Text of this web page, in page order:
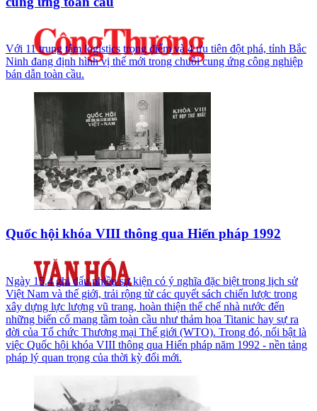
Với 11 trung tâm logistics trọng điểm và 4 ưu tiên đột phá, tỉnh Bắc
Ninh đang định hình vị thế mới trong chuỗi cung ứng công nghiệp
bán dẫn toàn cầu.
Quốc hội khóa VIII thông qua Hiến pháp 1992
Ngày 15.4 ghi dấu nhiều sự kiện có ý nghĩa đặc biệt trong lịch sử
Việt Nam và thế giới, trải rộng từ các quyết sách chiến lược trong
xây dựng lực lượng vũ trang, hoàn thiện thể chế nhà nước đến
những biến cố mang tầm toàn cầu như thảm họa Titanic hay sự ra
đời của Tổ chức Thương mại Thế giới (WTO). Trong đó, nổi bật là
việc Quốc hội khóa VIII thông qua Hiến pháp năm 1992 - nền tảng
pháp lý quan trọng của thời kỳ đổi mới.